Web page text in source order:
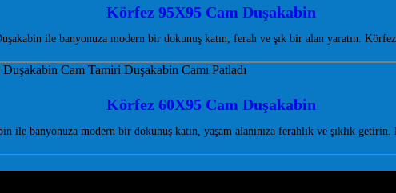
Körfez 95X95 Cam Duşakabin
ile banyonuza modern bir dokunuş katın, ferah ve şık bir alan yaratın.
Körfez 60X95 Cam Duşakabin
ile banyonuza modern bir dokunuş katın, yaşam alanınıza ferahlık ve şıklık